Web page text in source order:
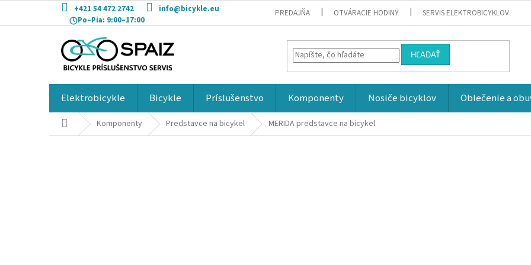
obsah
+421 54 472 2742
info@bicykle.eu
Po–Pia: 9:00–17:00
PREDAJŇA OTVÁRACIE HODINY SERVIS ELEKTROBICYKLOV
HĽADAŤ
Elektrobicykle Bicykle Príslušenstvo Komponenty Nosiče bicyklov Oblečenie a
DomovKomponenty Predstavce na bicykel MERIDA predstavce na bicykel